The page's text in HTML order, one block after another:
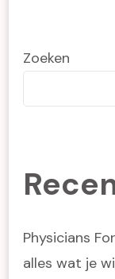
Zoeken
Physicians
alles wat je